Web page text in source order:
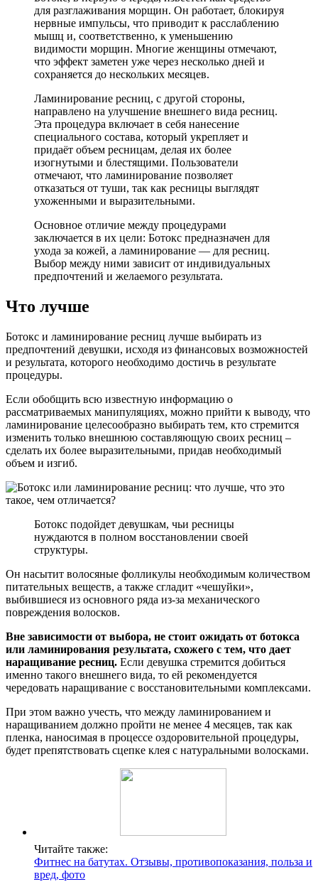
для разглаживания морщин. Он работает, блокируя
нервные импульсы, что приводит к расслаблению
мышц и, соответственно, к уменьшению
видимости морщин. Многие женщины отмечают,
что эффект заметен уже через несколько дней и
сохраняется до нескольких месяцев.
Ламинирование ресниц, с другой стороны,
направлено на улучшение внешнего вида ресниц.
Эта процедура включает в себя нанесение
специального состава, который укрепляет и
придаёт объем ресницам, делая их более
изогнутыми и блестящими. Пользователи
отмечают, что ламинирование позволяет
отказаться от туши, так как ресницы выглядят
ухоженными и выразительными.
Основное отличие между процедурами
заключается в их цели: Ботокс предназначен для
ухода за кожей, а ламинирование — для ресниц.
Выбор между ними зависит от индивидуальных
предпочтений и желаемого результата.
Что лучше
Ботокс и ламинирование ресниц лучше выбирать из
предпочтений девушки, исходя из финансовых возможностей
и результата, которого необходимо достичь в результате
процедуры.
Если обобщить всю известную информацию о
рассматриваемых манипуляциях, можно прийти к выводу, что
ламинирование целесообразно выбирать тем, кто стремится
изменить только внешнюю составляющую своих ресниц –
сделать их более выразительными, придав необходимый
объем и изгиб.
Ботокс подойдет девушкам, чьи ресницы
нуждаются в полном восстановлении своей
структуры.
Он насытит волосяные фолликулы необходимым количеством
питательных веществ, а также сгладит «чешуйки»,
выбившиеся из основного ряда из-за механического
повреждения волосков.
Вне зависимости от выбора, не стоит ожидать от ботокса
или ламинирования результата, схожего с тем, что дает
наращивание ресниц. Если девушка стремится добиться
именно такого внешнего вида, то ей рекомендуется
чередовать наращивание с восстановительными комплексами.
При этом важно учесть, что между ламинированием и
наращиванием должно пройти не менее 4 месяцев, так как
пленка, наносимая в процессе оздоровительной процедуры,
будет препятствовать сцепке клея с натуральными волосками.
Читайте также:
Фитнес на батутах. Отзывы, противопоказания, польза и
вред, фото